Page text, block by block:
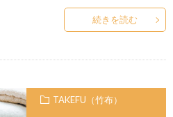
続きを読む
TAKEFU（竹布）